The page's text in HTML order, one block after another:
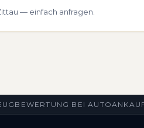
— einfach anfragen.
BEI